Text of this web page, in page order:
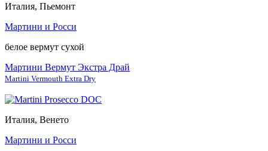
Италия, Пьемонт
Мартини и Росси
белое вермут сухой
Мартини Вермут Экстра Драй
Martini Vermouth Extra Dry
Италия, Венето
Мартини и Росси